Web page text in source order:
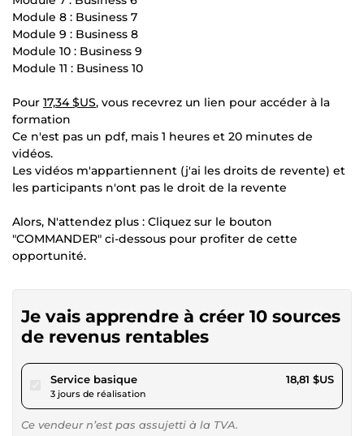
Module 8 : Business 7
Module 9 : Business 8
Module 10 : Business 9
Module 11 : Business 10
Pour 17,34 $US, vous recevrez un lien pour accéder à la
formation
Ce n'est pas un pdf, mais 1 heures et 20 minutes de
vidéos.
Les vidéos m'appartiennent (j'ai les droits de revente) et
les participants n'ont pas le droit de la revente
Alors, N'attendez plus : Cliquez sur le bouton
"COMMANDER" ci-dessous pour profiter de cette
opportunité.
Je vais apprendre à créer 10 sources
de revenus rentables
Service basiquepour 17,34 $US
3 jours de réalisation
18,81 $US
Ce vendeur n’est pas assujetti à la TVA.